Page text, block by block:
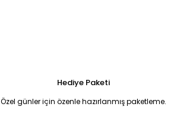
Hediye Paketi
Özel günler için özenle hazırlanmış paketleme.